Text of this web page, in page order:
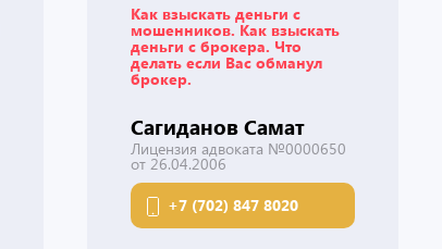
Как взыскать деньги с
мошенников. Как взыскать
деньги с брокера. Что
делать если Вас обманул
брокер.
Сагиданов Самат
Лицензия адвоката №0000650
от 26.04.2006
+7 (702) 847 8020